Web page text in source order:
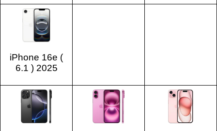
iPhone 16e (
6.1 ) 2025